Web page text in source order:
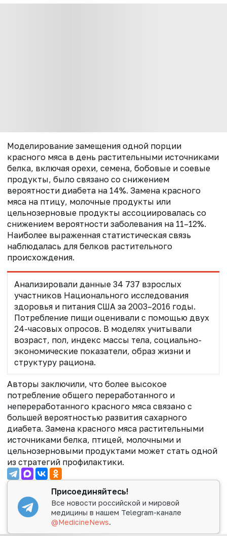
Моделирование замещения одной порции
красного мяса в день растительными источниками
белка, включая орехи, семена, бобовые и соевые
продукты, было связано со снижением
вероятности диабета на 14%. Замена красного
мяса на птицу, молочные продукты или
цельнозерновые продукты ассоциировалась со
снижением вероятности заболевания на 11–12%.
Наиболее выраженная статистическая связь
наблюдалась для белков растительного
происхождения.
Анализировали данные 34 737 взрослых
участников Национального исследования
здоровья и питания США за 2003–2016 годы.
Потребление пищи оценивали с помощью двух
24-часовых опросов. В моделях учитывали
возраст, пол, индекс массы тела, социально-
экономические показатели, образ жизни и
структуру рациона.
Авторы заключили, что более высокое
потребление общего переработанного и
непереработанного красного мяса связано с
большей вероятностью развития сахарного
диабета. Замена красного мяса растительными
источниками белка, птицей, молочными и
цельнозерновыми продуктами может стать одной
из стратегий профилактики.
Присоединяйтесь!
Все новости российской и мировой
медицины в нашем Telegram-канале
@MedicineNews.